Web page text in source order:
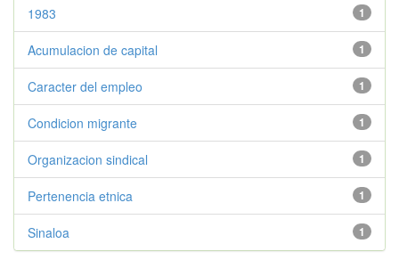
1
1983
1
Acumulacion de capital
1
Caracter del empleo
1
Condicion migrante
1
Organizacion sindical
1
Pertenencia etnica
1
Sinaloa